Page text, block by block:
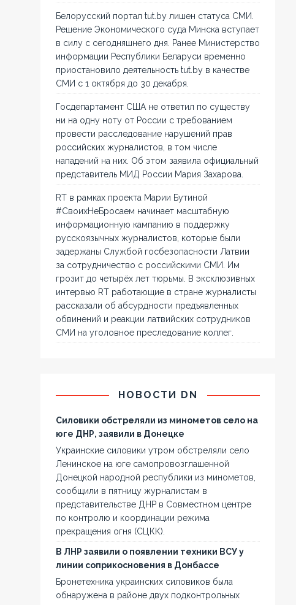
Белорусский портал tut.by лишен статуса СМИ.
Решение Экономического суда Минска вступает
в силу с сегодняшнего дня. Ранее Министерство
информации Республики Беларуси временно
приостановило деятельность tut.by в качестве
СМИ с 1 октября до 30 декабря.
Госдепартамент США не ответил по существу
ни на одну ноту от России с требованием
провести расследование нарушений прав
российских журналистов, в том числе
нападений на них. Об этом заявила официальный
представитель МИД России Мария Захарова.
RT в рамках проекта Марии Бутиной
#СвоихНеБросаем начинает масштабную
информационную кампанию в поддержку
русскоязычных журналистов, которые были
задержаны Службой госбезопасности Латвии
за сотрудничество с российскими СМИ. Им
грозит до четырёх лет тюрьмы. В эксклюзивных
интервью RT работающие в стране журналисты
рассказали об абсурдности предъявленных
обвинений и реакции латвийских сотрудников
СМИ на уголовное преследование коллег.
НОВОСТИ DN
Силовики обстреляли из минометов село на
юге ДНР, заявили в Донецке
Украинские силовики утром обстреляли село
Ленинское на юге самопровозглашенной
Донецкой народной республики из минометов,
сообщили в пятницу журналистам в
представительстве ДНР в Совместном центре
по контролю и координации режима
прекращения огня (СЦКК).
В ЛНР заявили о появлении техники ВСУ у
линии соприкосновения в Донбассе
Бронетехника украинских силовиков была
обнаружена в районе двух подконтрольных